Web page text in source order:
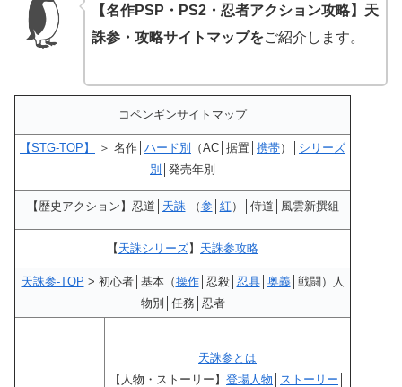
【名作PSP・PS2・忍者アクション攻略】天
誅参・攻略サイトマップをご紹介します。
コペンギンサイトマップ
【STG-TOP】 ＞ 名作│ ハード別 （AC│据置│ 携帯）│ シリーズ
別 │発売年別
【歴史アクション】忍道│ 天誅 （参 紅 ）│侍道│風雲新撰組
【天誅シリーズ】 天誅参攻略
天誅参-TOP > 初心者│基本（操作│忍殺│ 忍具│ 奥義│戦闘）人
物別│任務│忍者
天誅参とは
【人物・ストーリー】 登場人物 ストーリー